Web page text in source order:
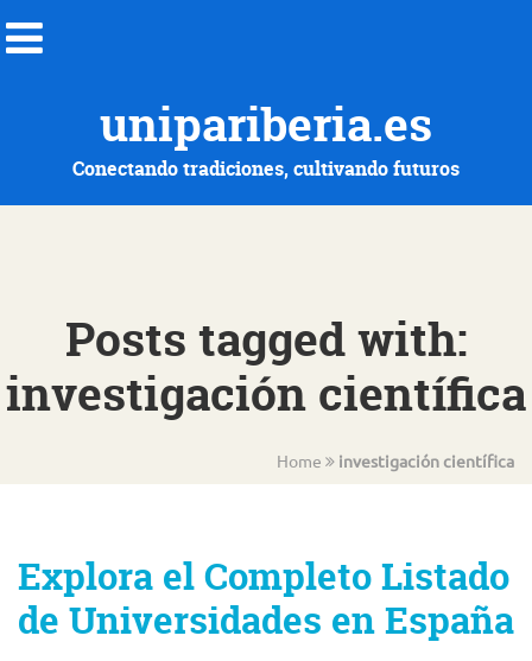
unipariberia.es
Conectando tradiciones, cultivando futuros
Posts tagged with:
investigación científica
Home investigación científica
Explora el Completo Listado
de Universidades en España